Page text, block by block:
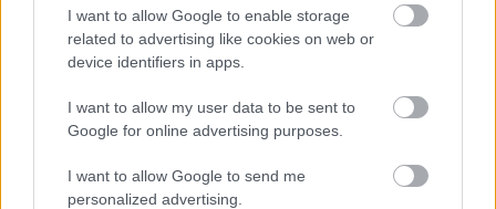
I want to allow Google to enable storage
related to advertising like cookies on web or
device identifiers in apps.
I want to allow my user data to be sent to
Google for online advertising purposes.
I want to allow Google to send me
personalized advertising.
Szabados.
A 67 éves zongoraművészt követően a magyar
improvizatív etno-dzsesszt már egy teljes generáció
képviseli, melynek legjelentősebb tagjai mind
dolgoztak Nagy Józseffel. Közülük a július 27-ig tartó
avignoni
fesztiválon fellépSzelevényi Ákos
és a vele dolgozó
franciaGildas Etevenard Joelle Léandre,